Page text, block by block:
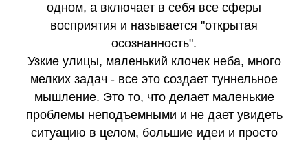
одном, а включает в себя все сферы
восприятия и называется "открытая
осознанность".
Узкие улицы, маленький клочек неба, много
мелких задач - все это создает туннельное
мышление. Это то, что делает маленькие
проблемы неподъемными и не дает увидеть
ситуацию в целом, большие идеи и просто